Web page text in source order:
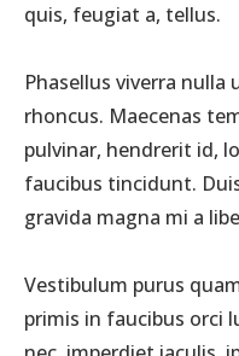
quis, feugiat a, tellus.
Phasellus viverra
rhoncus. Maecenas
pulvinar, hendrerit id,
faucibus tincidunt.
gravida magna mi a
Vestibulum purus
primis in faucibus orci